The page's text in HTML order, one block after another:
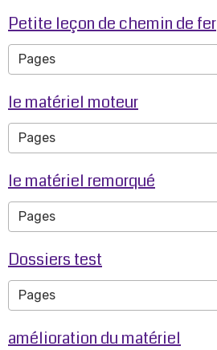
Petite leçon de chemin de fer
le matériel moteur
le matériel remorqué
Dossiers test
amélioration du matériel